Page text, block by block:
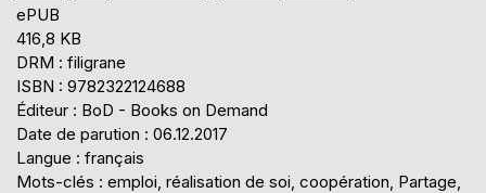
ePUB
416,8 KB
DRM : filigrane
ISBN : 9782322124688
Éditeur : BoD - Books on Demand
Date de parution : 06.12.2017
Langue : français
Mots-clés : emploi, réalisation de soi, coopération, Partage,